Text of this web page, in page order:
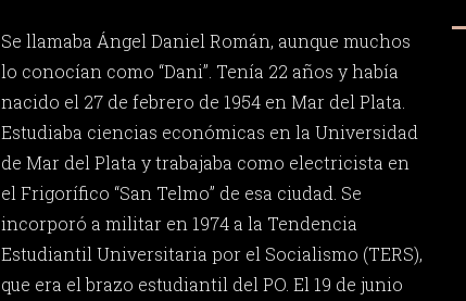
Se llamaba Ángel Daniel Román, aunque muchos
lo conocían como “Dani”. Tenía 22 años y había
nacido el 27 de febrero de 1954 en Mar del Plata.
Estudiaba ciencias económicas en la Universidad
de Mar del Plata y trabajaba como electricista en
el Frigorífico “San Telmo” de esa ciudad. Se
incorporó a militar en 1974 a la Tendencia
Estudiantil Universitaria por el Socialismo (TERS),
que era el brazo estudiantil del PO. El 19 de junio